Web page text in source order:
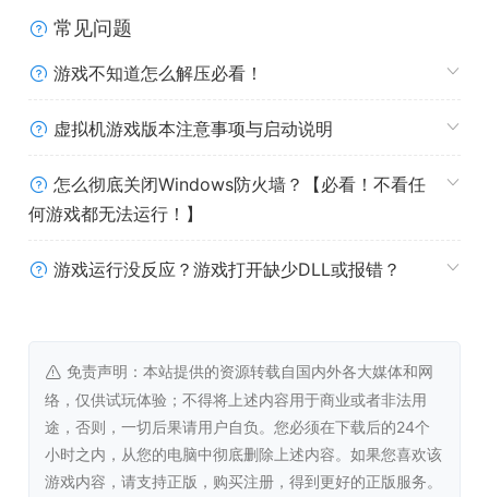
常见问题
游戏不知道怎么解压必看！
虚拟机游戏版本注意事项与启动说明
怎么彻底关闭Windows防火墙？【必看！不看任
何游戏都无法运行！】
游戏运行没反应？游戏打开缺少DLL或报错？
免责声明：本站提供的资源转载自国内外各大媒体和网
络，仅供试玩体验；不得将上述内容用于商业或者非法用
途，否则，一切后果请用户自负。您必须在下载后的24个
小时之内，从您的电脑中彻底删除上述内容。如果您喜欢该
游戏内容，请支持正版，购买注册，得到更好的正版服务。